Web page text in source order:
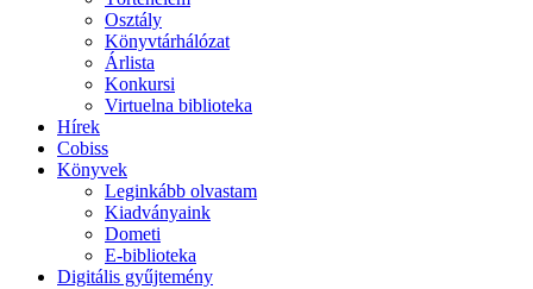
Osztály
Könyvtárhálózat
Árlista
Konkursi
Virtuelna biblioteka
Hírek
Cobiss
Könyvek
Leginkább olvastam
Kiadványaink
Dometi
E-biblioteka
Digitális gyűjtemény